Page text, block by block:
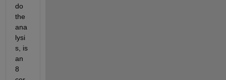
do
the
ana
lysi
s, is
an
8